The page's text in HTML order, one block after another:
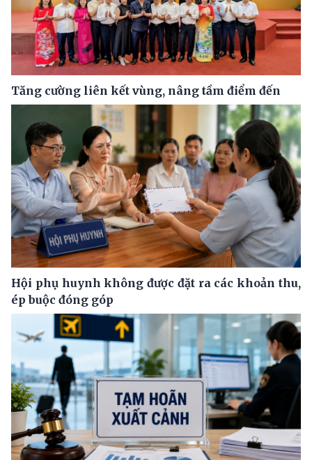
Tăng cường liên kết vùng, nâng tầm điểm đến
Hội phụ huynh không được đặt ra các khoản thu,
ép buộc đóng góp